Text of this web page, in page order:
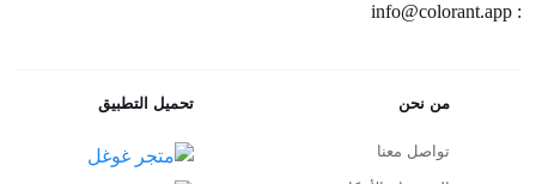
: info@colorant.app
من نحن
تواصل معنا
تحميل التطبيق